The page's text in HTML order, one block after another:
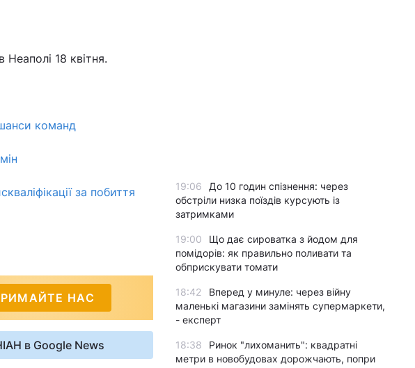
18 квітня.
команд
за побиття
НАС
в Google News
19:06
До 10 годин спізнення: через
обстріли низка поїздів курсують із
затримками
19:00
Що дає сироватка з йодом для
помідорів: як правильно поливати та
обприскувати томати
18:42
Вперед у минуле: через війну
маленькі магазини замінять супермаркети,
- експерт
18:38
Ринок "лихоманить": квадратні
метри в новобудовах дорожчають, попри